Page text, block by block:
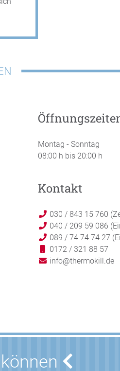
Montag - Sonntag
08:00 h bis 20:00 h
Kontakt
030 / 843 15 760
040 / 209 59 086
089 / 74 74 74 27
0172 / 321 88 57
info@thermokill.de